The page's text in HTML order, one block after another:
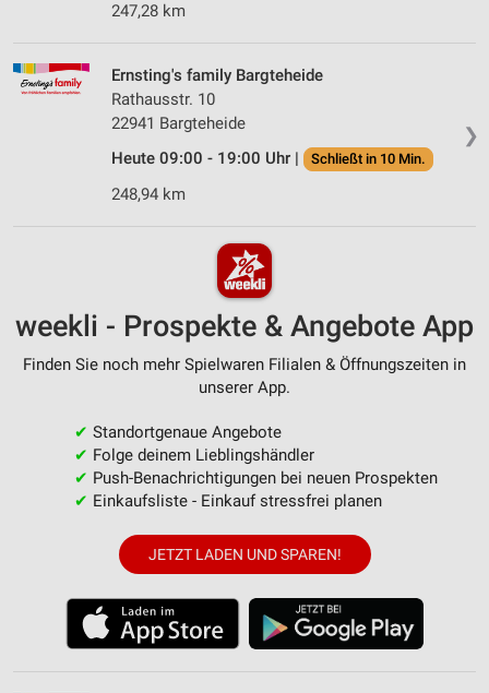
247,28 km
❯
Ernsting's family Bargteheide
Rathausstr. 10
22941 Bargteheide
Heute 09:00 - 19:00 Uhr |
Schließt in 10 Min.
248,94 km
weekli - Prospekte & Angebote App
Finden Sie noch mehr Spielwaren Filialen & Öffnungszeiten in
unserer App.
✔ Standortgenaue Angebote
✔ Folge deinem Lieblingshändler
✔ Push-Benachrichtigungen bei neuen Prospekten
✔ Einkaufsliste - Einkauf stressfrei planen
JETZT LADEN UND SPAREN!